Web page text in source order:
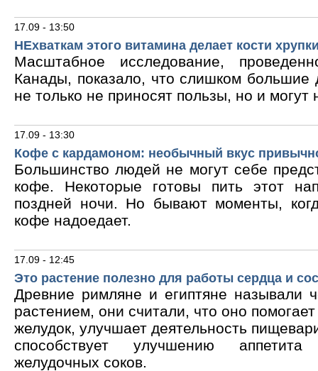
17.09 - 13:50
НЕхваткам этого витамина делает кости
Масштабное исследование,
Канады, показало, что слишком большие
не только не приносят пользы, но и могут
17.09 - 13:30
Кофе с кардамоном: необычный вкус
Большинство людей не могут себе
кофе. Некоторые готовы пить этот
поздней ночи. Но бывают моменты,
кофе надоедает.
17.09 - 12:45
Это растение полезно для работы сердца и
Древние римляне и египтяне называли
растением, они считали, что оно
желудок, улучшает деятельность
способствует улучшению
желудочных соков.